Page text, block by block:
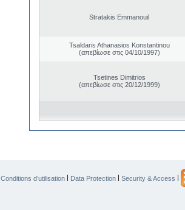
Stratakis Emmanouil
Tsaldaris Athanasios Konstantinou
(απεβίωσε στις 04/10/1997)
Tsetines Dimitrios
(απεβίωσε στις 20/12/1999)
Conditions d’utilisation | Data Protection | Security & Access |